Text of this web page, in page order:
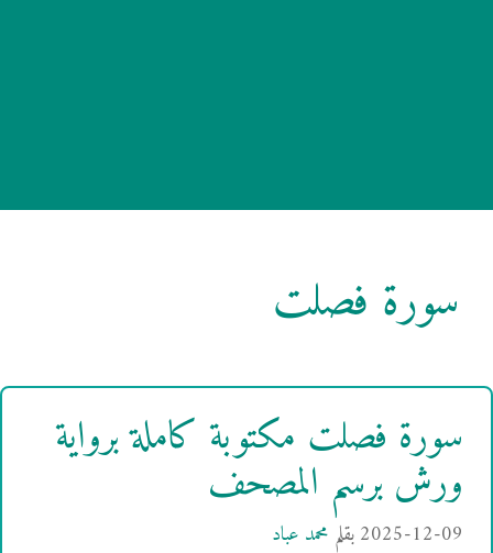
سورة فصلت
سورة فصلت مكتوبة كاملة برواية
ورش برسم المصحف
2025-12-09بقلم محمد عباد